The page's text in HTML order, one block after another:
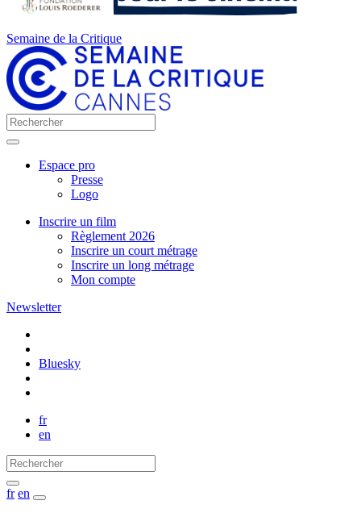
Semaine de la Critique
Espace pro
Presse
Logo
Inscrire un film
Règlement 2026
Inscrire un court métrage
Inscrire un long métrage
Mon compte
Newsletter
Bluesky
fr
en
fr en